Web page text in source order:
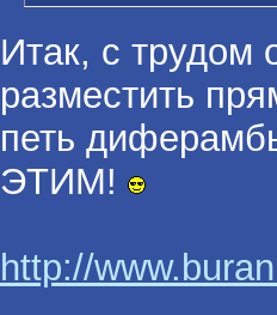
Итак, с трудом
разместить
петь
ЭТИМ!
http://